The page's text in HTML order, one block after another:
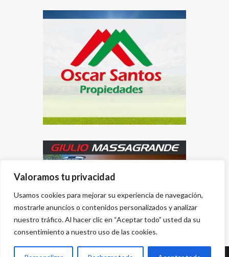
Valoramos tu privacidad
Usamos cookies para mejorar su experiencia de navegación,
mostrarle anuncios o contenidos personalizados y analizar
nuestro tráfico. Al hacer clic en “Aceptar todo” usted da su
consentimiento a nuestro uso de las cookies.